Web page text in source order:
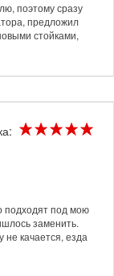
поэтому сразу
предложил
стойками,
подходят под мою
заменить.
качается, езда